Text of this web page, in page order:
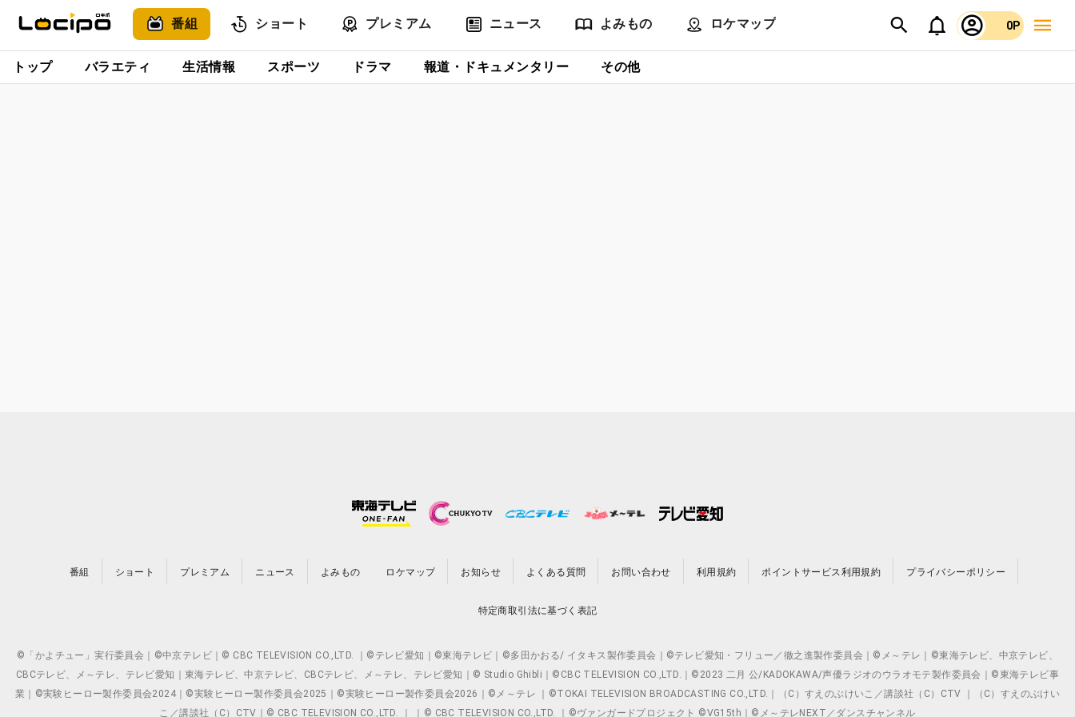
番組 ショート プレミアム ニュース よみもの ロケマップ 0P
トップ バラエティ 生活情報 スポーツ ドラマ 報道・ドキュメンタリー その他
番組 ショート プレミアム ニュース よみもの ロケマップ お知らせ よくある質問 お問い合わせ 利用規約 ポイントサービス利用規約 プライバシーポリシー
特定商取引法に基づく表記
©「かよチュー」実行委員会｜©中京テレビ｜© CBC TELEVISION CO.,LTD. ｜©テレビ愛知｜©東海テレビ｜©多田かおる/ イタキス製作委員会｜©テレビ愛知・フリュー／徹之進製作委員会｜©メ～テレ｜©東海テレビ、中京テレビ、
CBCテレビ、メ～テレ、テレビ愛知｜東海テレビ、中京テレビ、CBCテレビ、メ～テレ、テレビ愛知｜© Studio Ghibli｜©CBC TELEVISION CO.,LTD.｜©2023 二月 公/KADOKAWA/声優ラジオのウラオモテ製作委員会｜©東海テレビ事
業｜©実験ヒーロー製作委員会2024｜©実験ヒーロー製作委員会2025｜©実験ヒーロー製作委員会2026｜©メ～テレ ｜©TOKAI TELEVISION BROADCASTING CO.,LTD.｜（C）すえのぶけいこ／講談社（C）CTV ｜（C）すえのぶけい
こ／講談社（C）CTV｜© CBC TELEVISION CO.,LTD. ｜ ｜© CBC TELEVISION CO.,LTD. ｜©ヴァンガードプロジェクト ©VG15th｜©メ～テレNEXT／ダンスチャンネル